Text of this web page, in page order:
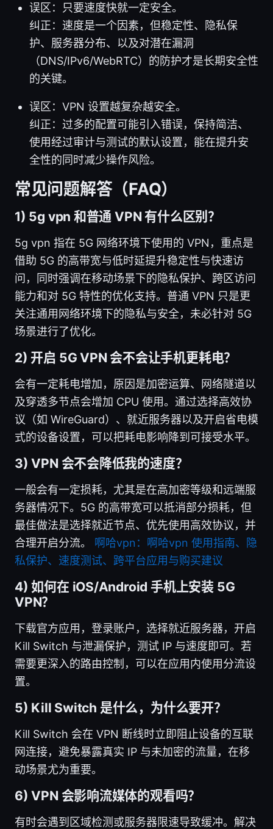
误区：只要速度快就一定安全。
纠正：速度是一个因素，但稳定性、隐私保
护、服务器分布、以及对潜在漏洞
（DNS/IPv6/WebRTC）的防护才是长期安全性
的关键。
误区：VPN 设置越复杂越安全。
纠正：过多的配置可能引入错误，保持简洁、
使用经过审计与测试的默认设置，能在提升安
全性的同时减少操作风险。
常见问题解答（FAQ）
1) 5g vpn 和普通 VPN 有什么区别？
5g vpn 指在 5G 网络环境下使用的 VPN，重点是
借助 5G 的高带宽与低时延提升稳定性与快速访
问，同时强调在移动场景下的隐私保护、跨区访问
能力和对 5G 特性的优化支持。普通 VPN 只是更
关注通用网络环境下的隐私与安全，未必针对 5G
场景进行了优化。
2) 开启 5G VPN 会不会让手机更耗电？
会有一定耗电增加，原因是加密运算、网络隧道以
及穿透多节点会增加 CPU 使用。通过选择高效协
议（如 WireGuard）、就近服务器以及开启省电模
式的设备设置，可以把耗电影响降到可接受水平。
3) VPN 会不会降低我的速度？
一般会有一定损耗，尤其是在高加密等级和远端服
务器情况下。5G 的高带宽可以抵消部分损耗，但
最佳做法是选择就近节点、优先使用高效协议，并
合理开启分流。 啊哈vpn：啊哈vpn 使用指南、隐
私保护、速度测试、跨平台应用与购买建议
4) 如何在 iOS/Android 手机上安装 5G
VPN？
下载官方应用，登录账户，选择就近服务器，开启
Kill Switch 与泄漏保护，测试 IP 与速度即可。若
需要更深入的路由控制，可以在应用内使用分流设
置。
5) Kill Switch 是什么，为什么要开？
Kill Switch 会在 VPN 断线时立即阻止设备的互联
网连接，避免暴露真实 IP 与未加密的流量，在移
动场景尤为重要。
6) VPN 会影响流媒体的观看吗？
有时会遇到区域检测或服务器限速导致缓冲。解决